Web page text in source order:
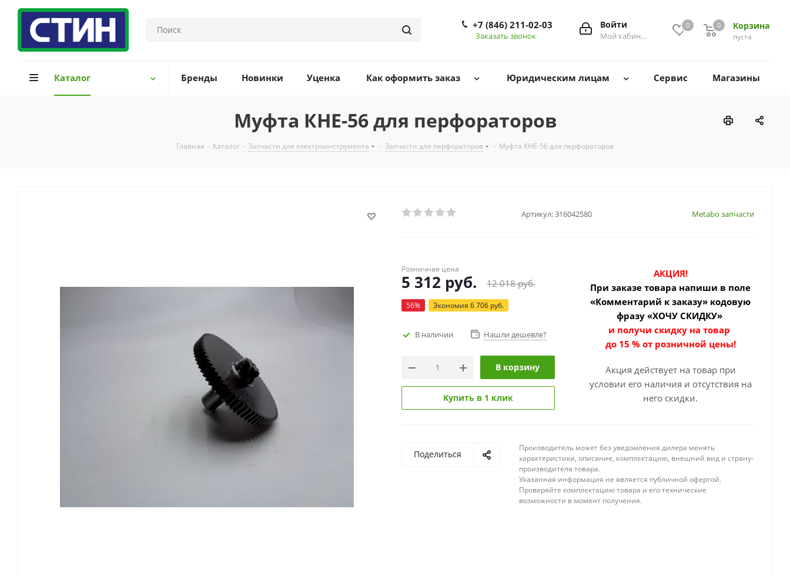
0 Корзина
0
пуста
0
Войти
Мой кабинет
+7 (846) 211-02-03
Заказать звонок
Каталог Бренды Новинки Уценка Как оформить заказ Юридическим лицам Сервис Магазины
Муфта КНЕ-56 для перфораторов
Главная - Каталог - Запчасти для электроинструмента - Запчасти для перфораторов - Муфта КНЕ-56 для перфораторов
Артикул:316042580 Metabo запчасти
Розничная цена
5 312 руб. 12 018руб.
56% Экономия 6 706 руб.
В наличии Нашли дешевле?
В корзину
Купить в 1 клик
АКЦИЯ!
При заказе товара напиши в поле
«Комментарий к заказу» кодовую
фразу «ХОЧУ СКИДКУ»
и получи скидку на товар
до 15 % от розничной цены!
Акция действует на товар при
условии его наличия и отсутствия на
него скидки.
Поделиться
Производитель может без уведомления дилера менять
характеристики, описание, комплектацию, внешний вид и страну-
производителя товара.
Указанная информация не является публичной офертой.
Проверяйте комплектацию товара и его технические
возможности в момент получения.